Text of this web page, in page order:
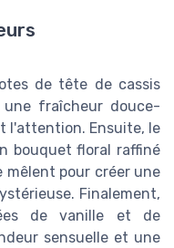
de tête de cassis
fraîcheur douce-
l'attention. Ensuite, le
bouquet floral raffiné
mêlent pour créer une
Finalement,
de vanille et de
sensuelle et une